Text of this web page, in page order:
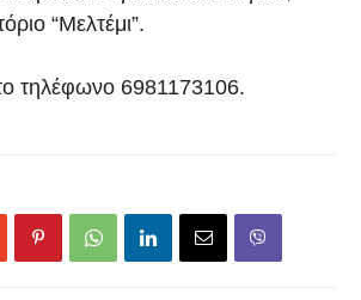
“Μελτέμι”.
τηλέφωνο 6981173106.